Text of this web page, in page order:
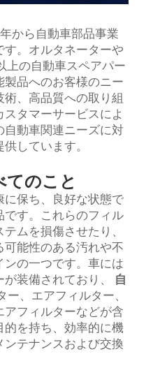
から自動車部品事業
。オルタネーターや
上の自動車スペアパー
品へのお客様のニー
、高品質への取り組
タマーサービスによ
自動車関連ニーズに対
しています。
のこと
保ち、良好な状態で
す。これらのフィル
ムを損傷させたり、
能性のある汚れや不
の一つです。車には
装備されており、 自
ー、エアフィルター、
フィルターなどが含
的を持ち、効率的に機
テナンスおよび交換